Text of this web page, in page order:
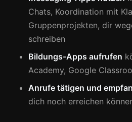
Chats, Koordination mit
Gruppenprojekten, dir
schreiben
Bildungs-Apps aufrufen
Academy, Google
Anrufe tätigen und
dich noch erreichen